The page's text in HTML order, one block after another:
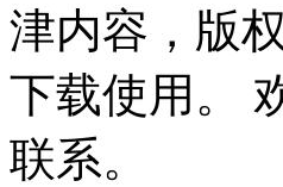
津内容，版
下载使用。
联系。